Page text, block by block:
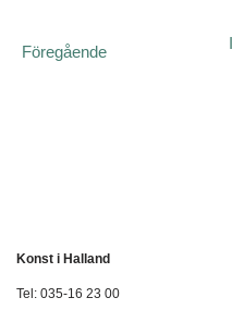
FöregåendeEvenemang
Konst i Halland
Tel: 035-16 23 00